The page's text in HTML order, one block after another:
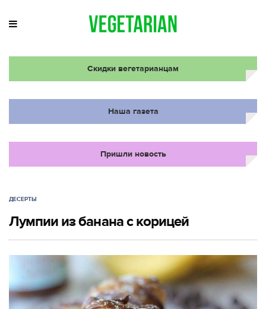
Скидки вегетарианцам
Наша газета
Пришли новость
ДЕСЕРТЫ
Лумпии из банана с корицей